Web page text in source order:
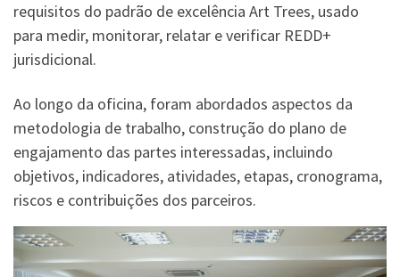
requisitos do padrão de excelência Art Trees, usado
para medir, monitorar, relatar e verificar REDD+
jurisdicional.
Ao longo da oficina, foram abordados aspectos da
metodologia de trabalho, construção do plano de
engajamento das partes interessadas, incluindo
objetivos, indicadores, atividades, etapas, cronograma,
riscos e contribuições dos parceiros.